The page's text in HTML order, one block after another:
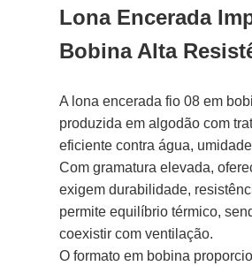
Lona Encerada
Bobina Alta
A lona encerada fio 08 em
produzida em algodão com
eficiente contra água,
Com gramatura elevada,
exigem durabilidade,
permite equilíbrio térmico,
coexistir com ventilação.
O formato em bobina